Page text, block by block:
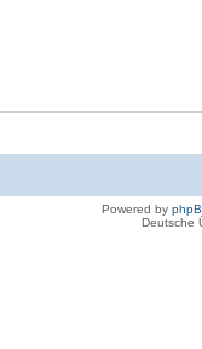
Powered by
Deutsche